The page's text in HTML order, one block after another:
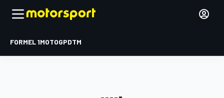
FORMEL 1MOTOGPDTM